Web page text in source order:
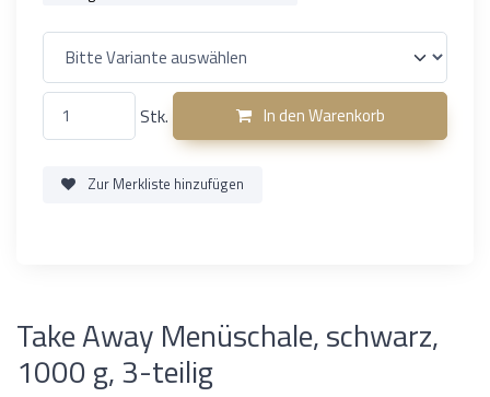
Stk. In den Warenkorb
Zur Merkliste hinzufügen
Take Away Menüschale, schwarz,
1000 g, 3-teilig